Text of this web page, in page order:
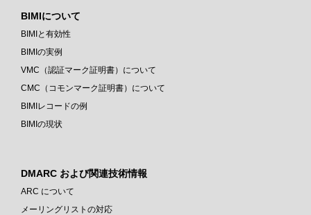
BIMIについて
BIMIと有効性
BIMIの実例
VMC（認証マーク証明書）について
CMC（コモンマーク証明書）について
BIMIレコードの例
BIMIの現状
DMARC および関連技術情報
ARC について
メーリングリストの対応